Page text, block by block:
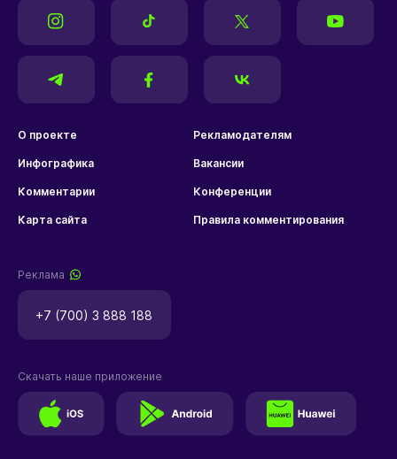
О проекте Рекламодателям
Инфографика Вакансии
Комментарии Конференции
Карта сайта Правила комментирования
Реклама
+7 (700) 3 888 188
Скачать наше приложение